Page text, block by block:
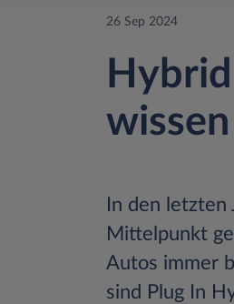
26 Sep 2024
wissen
In den
Mittelpunkt
Autos immer
sind Plug In